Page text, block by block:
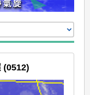
(0512)